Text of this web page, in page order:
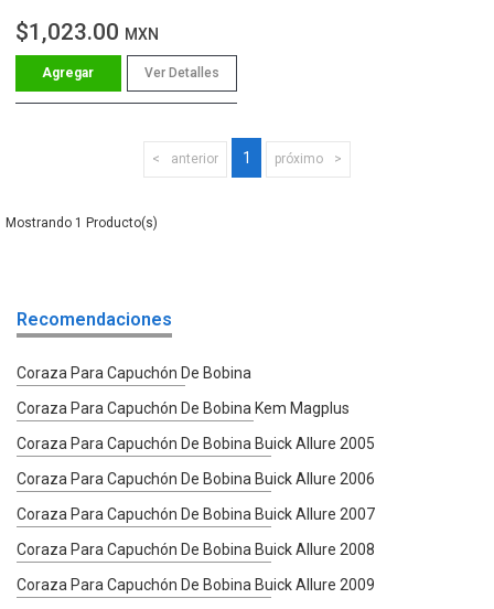
$1,023.00 MXN
Ver Detalles
anterior 1 próximo
1
Recomendaciones
Coraza Para Capuchón De Bobina
Coraza Para Capuchón De Bobina Kem Magplus
Coraza Para Capuchón De Bobina Buick Allure 2005
Coraza Para Capuchón De Bobina Buick Allure 2006
Coraza Para Capuchón De Bobina Buick Allure 2007
Coraza Para Capuchón De Bobina Buick Allure 2008
Coraza Para Capuchón De Bobina Buick Allure 2009